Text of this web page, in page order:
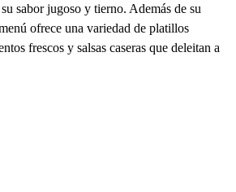
sabor jugoso y tierno. Además de su
ofrece una variedad de platillos
frescos y salsas caseras que deleitan a